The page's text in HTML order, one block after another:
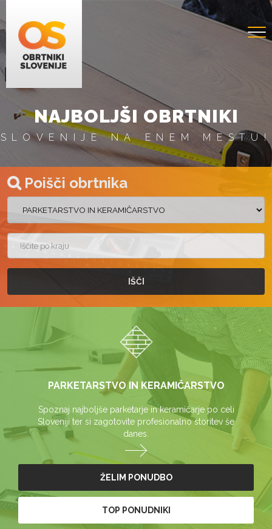
NAJBOLJŠI OBRTNIKI
SLOVENIJE NA ENEM MESTU!
Poišči obrtnika
PARKETARSTVO IN KERAMIČARSTVO
Spoznaj najboljše parketarje in keramičarje po celi
Sloveniji ter si zagotovite profesionalno storitev še
danes.
ŽELIM PONUDBO
TOP PONUDNIKI